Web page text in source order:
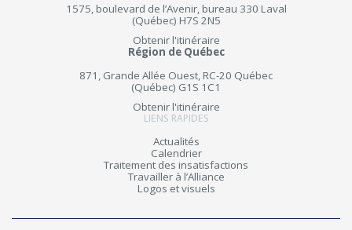
1575, boulevard de l’Avenir, bureau 330 Laval
(Québec) H7S 2N5
Obtenir l'itinéraire
Région de Québec
871, Grande Allée Ouest, RC-20 Québec
(Québec) G1S 1C1
Obtenir l'itinéraire
LIENS RAPIDES
Actualités
Calendrier
Traitement des insatisfactions
Travailler à l’Alliance
Logos et visuels